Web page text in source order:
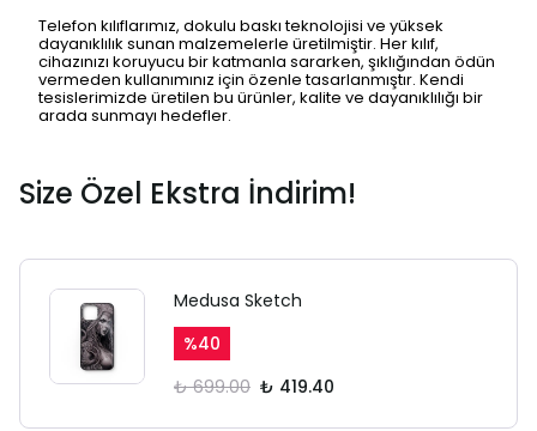
Telefon kılıflarımız, dokulu baskı teknolojisi ve yüksek
dayanıklılık sunan malzemelerle üretilmiştir. Her kılıf,
cihazınızı koruyucu bir katmanla sararken, şıklığından ödün
vermeden kullanımınız için özenle tasarlanmıştır. Kendi
tesislerimizde üretilen bu ürünler, kalite ve dayanıklılığı bir
arada sunmayı hedefler.
Size Özel Ekstra İndirim!
Medusa Sketch
%40
₺ 699.00 ₺ 419.40